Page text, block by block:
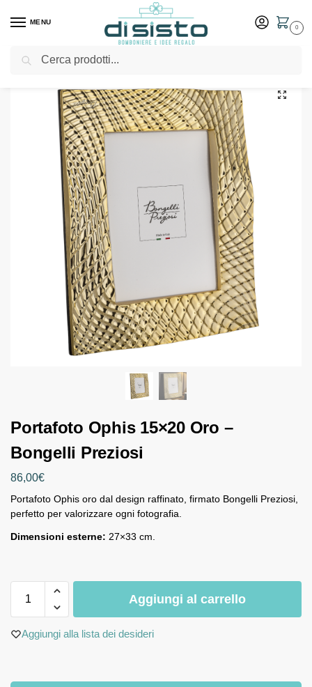
MENU
0
Home Shop Arredo casa
Portafoto Ophis 15×20 Oro –
Bongelli Preziosi
86,00€
Portafoto Ophis oro dal design raffinato, firmato Bongelli Preziosi,
perfetto per valorizzare ogni fotografia.
Dimensioni esterne: 27×33 cm.
Aggiungi al carrello
Aggiungi alla lista dei desideri